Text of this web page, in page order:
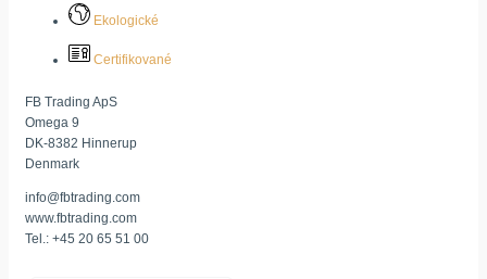
Ekologické
Certifikované
FB Trading ApS
Omega 9
DK-8382 Hinnerup
Denmark
info@fbtrading.com
www.fbtrading.com
Tel.: +45 20 65 51 00